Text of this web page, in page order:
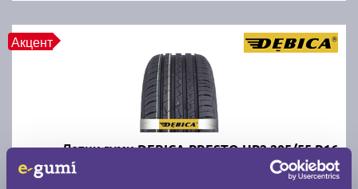
Акцент
Летни гуми DEBICA PRESTO HP2 205/55 R16